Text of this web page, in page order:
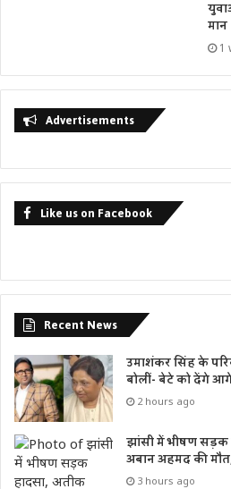
मान
1
Advertisements
Like us on Facebook
Recent News
उमाशंकर सिंह के
बोलीं- बेटे को देंगे
2 hours ago
झांसी में भीषण
अबान अहमद की
3 hours ago